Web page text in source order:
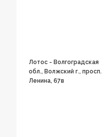
Лотос - Волгоградская
обл., Волжский г., просп.
Ленина, 67в